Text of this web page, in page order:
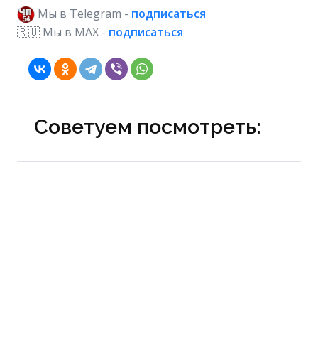
Мы в Telegram - подписаться
🇷🇺 Мы в МAX - подписаться
Советуем посмотреть: